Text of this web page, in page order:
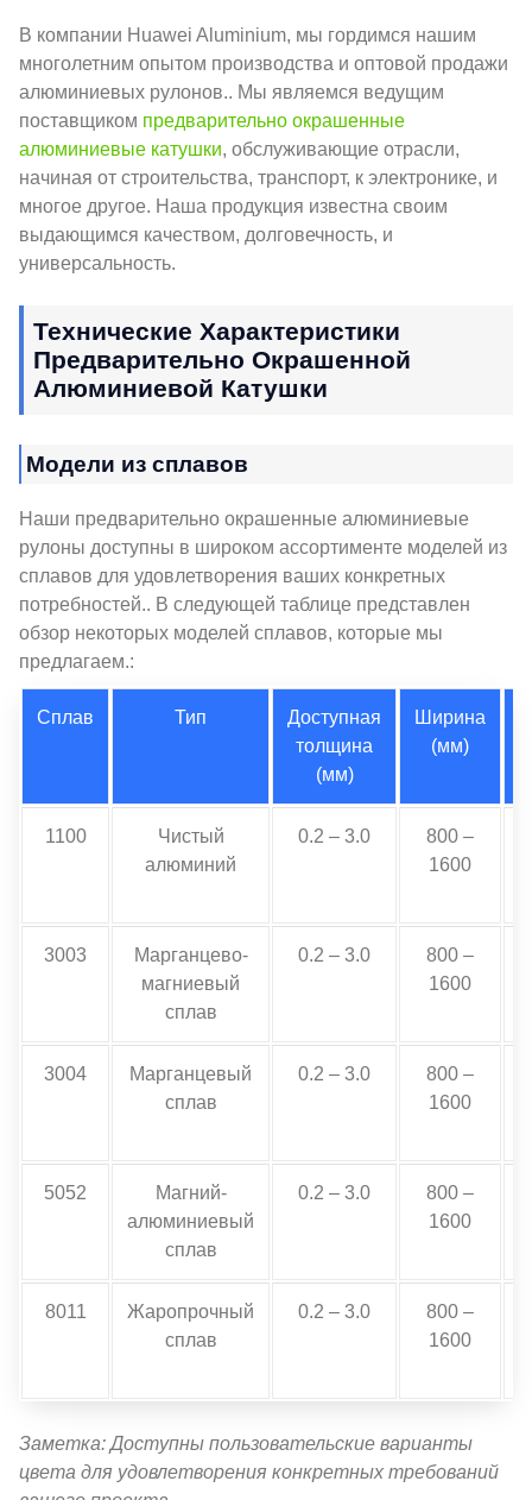
В компании Huawei Aluminium, мы гордимся нашим
многолетним опытом производства и оптовой продажи
алюминиевых рулонов.. Мы являемся ведущим
поставщиком предварительно окрашенные
алюминиевые катушки, обслуживающие отрасли,
начиная от строительства, транспорт, к электронике, и
многое другое. Наша продукция известна своим
выдающимся качеством, долговечность, и
универсальность.
Технические Характеристики
Предварительно Окрашенной
Алюминиевой Катушки
Модели из сплавов
Наши предварительно окрашенные алюминиевые
рулоны доступны в широком ассортименте моделей из
сплавов для удовлетворения ваших конкретных
потребностей.. В следующей таблице представлен
обзор некоторых моделей сплавов, которые мы
предлагаем.:
Сплав Тип
Доступная
толщина
(мм)
Ширина
(мм)
1100
Чистый
алюминий
0.2 – 3.0
800 –
1600
3003
Марганцево-
магниевый
сплав
0.2 – 3.0
800 –
1600
3004
Марганцевый
сплав
0.2 – 3.0
800 –
1600
5052
Магний-
алюминиевый
сплав
0.2 – 3.0
800 –
1600
8011
Жаропрочный
сплав
0.2 – 3.0
800 –
1600
Заметка: Доступны пользовательские варианты
цвета для удовлетворения конкретных требований